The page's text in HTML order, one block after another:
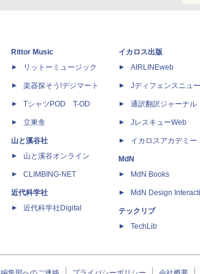
Rittor Music
リットーミュージック
楽器探そう!デジマート
TシャツPOD T-OD
立東舎
山と溪谷社
山と溪谷オンライン
CLIMBING-NET
近代科学社
近代科学社Digital
イカロス出版
AIRLINEweb
Jディフェンスニュ
通訳翻訳ジャーナル
JレスキューWeb
イカロスアカデミー
MdN
MdN Books
MdN Design
テックリブ
TechLib